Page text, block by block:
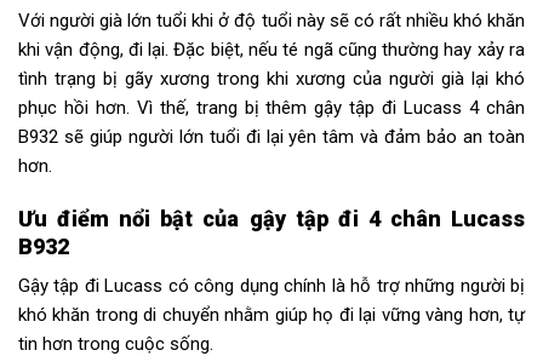
Với người già lớn tuổi khi ở độ tuổi này sẽ có rất nhiều khó khăn
khi vận động, đi lại. Đặc biệt, nếu té ngã cũng thường hay xảy ra
tình trạng bị gãy xương trong khi xương của người già lại khó
phục hồi hơn. Vì thế, trang bị thêm gậy tập đi Lucass 4 chân
B932 sẽ giúp người lớn tuổi đi lại yên tâm và đảm bảo an toàn
hơn.
Ưu điểm nổi bật của gậy tập đi 4 chân Lucass
B932
Gậy tập đi Lucass có công dụng chính là hỗ trợ những người bị
khó khăn trong di chuyển nhằm giúp họ đi lại vững vàng hơn, tự
tin hơn trong cuộc sống.